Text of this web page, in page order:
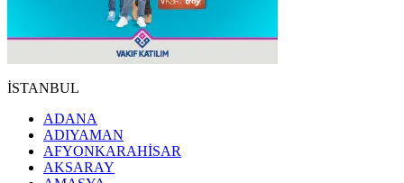
İSTANBUL
ADANA
ADIYAMAN
AFYONKARAHİSAR
AKSARAY